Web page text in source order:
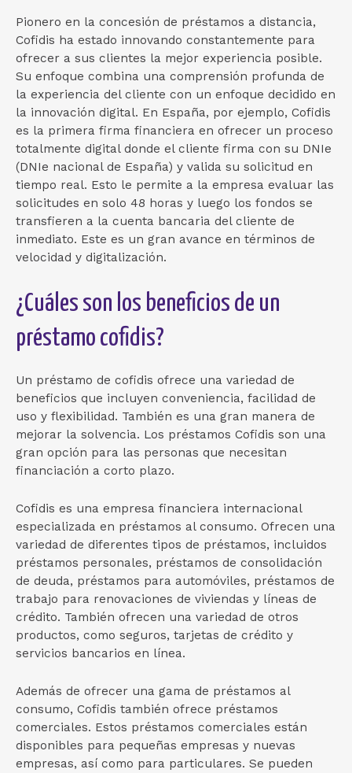
Pionero en la concesión de préstamos a distancia,
Cofidis ha estado innovando constantemente para
ofrecer a sus clientes la mejor experiencia posible.
Su enfoque combina una comprensión profunda de
la experiencia del cliente con un enfoque decidido en
la innovación digital. En España, por ejemplo, Cofidis
es la primera firma financiera en ofrecer un proceso
totalmente digital donde el cliente firma con su DNIe
(DNIe nacional de España) y valida su solicitud en
tiempo real. Esto le permite a la empresa evaluar las
solicitudes en solo 48 horas y luego los fondos se
transfieren a la cuenta bancaria del cliente de
inmediato. Este es un gran avance en términos de
velocidad y digitalización.
¿Cuáles son los beneficios de un
préstamo cofidis?
Un préstamo de cofidis ofrece una variedad de
beneficios que incluyen conveniencia, facilidad de
uso y flexibilidad. También es una gran manera de
mejorar la solvencia. Los préstamos Cofidis son una
gran opción para las personas que necesitan
financiación a corto plazo.
Cofidis es una empresa financiera internacional
especializada en préstamos al consumo. Ofrecen una
variedad de diferentes tipos de préstamos, incluidos
préstamos personales, préstamos de consolidación
de deuda, préstamos para automóviles, préstamos de
trabajo para renovaciones de viviendas y líneas de
crédito. También ofrecen una variedad de otros
productos, como seguros, tarjetas de crédito y
servicios bancarios en línea.
Además de ofrecer una gama de préstamos al
consumo, Cofidis también ofrece préstamos
comerciales. Estos préstamos comerciales están
disponibles para pequeñas empresas y nuevas
empresas, así como para particulares. Se pueden